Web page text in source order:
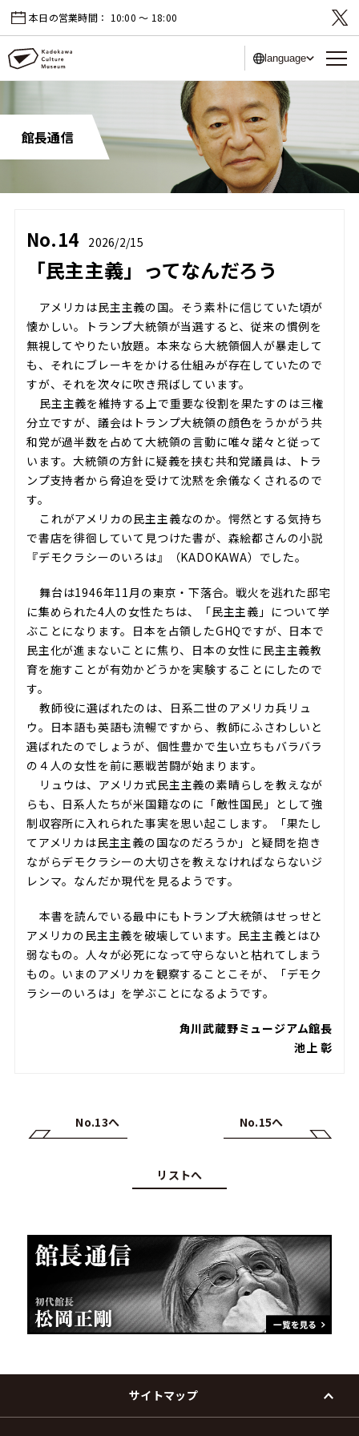
本日の営業時間： 10:00 〜 18:00
language
館長通信
No.14 2026/2/15
「民主主義」ってなんだろう
アメリカは民主主義の国。そう素朴に信じていた頃が
懐かしい。トランプ大統領が当選すると、従来の慣例を
無視してやりたい放題。本来なら大統領個人が暴走して
も、それにブレーキをかける仕組みが存在していたので
すが、それを次々に吹き飛ばしています。
民主主義を維持する上で重要な役割を果たすのは三権
分立ですが、議会はトランプ大統領の顔色をうかがう共
和党が過半数を占めて大統領の言動に唯々諾々と従って
います。大統領の方針に疑義を挟む共和党議員は、トラ
ンプ支持者から脅迫を受けて沈黙を余儀なくされるので
す。
これがアメリカの民主主義なのか。愕然とする気持ち
で書店を徘徊していて見つけた書が、森絵都さんの小説
『デモクラシーのいろは』（KADOKAWA）でした。
舞台は1946年11月の東京・下落合。戦火を逃れた邸宅
に集められた4人の女性たちは、「民主主義」について学
ぶことになります。日本を占領したGHQですが、日本で
民主化が進まないことに焦り、日本の女性に民主主義教
育を施すことが有効かどうかを実験することにしたので
す。
教師役に選ばれたのは、日系二世のアメリカ兵リュ
ウ。日本語も英語も流暢ですから、教師にふさわしいと
選ばれたのでしょうが、個性豊かで生い立ちもバラバラ
の４人の女性を前に悪戦苦闘が始まります。
リュウは、アメリカ式民主主義の素晴らしを教えなが
らも、日系人たちが米国籍なのに「敵性国民」として強
制収容所に入れられた事実を思い起こします。「果たし
てアメリカは民主主義の国なのだろうか」と疑問を抱き
ながらデモクラシーの大切さを教えなければならないジ
レンマ。なんだか現代を見るようです。
本書を読んでいる最中にもトランプ大統領はせっせと
アメリカの民主主義を破壊しています。民主主義とはひ
弱なもの。人々が必死になって守らないと枯れてしまう
もの。いまのアメリカを観察することこそが、「デモク
ラシーのいろは」を学ぶことになるようです。
角川武蔵野ミュージアム館長
池上 彰
No.13へ
リストへ
No.15へ
サイトマップ